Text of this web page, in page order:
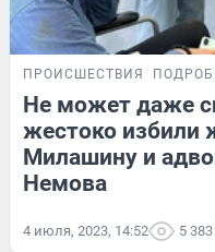
ПРОИСШЕСТВИЯ
Не может даже
жестоко избили
Милашину и
Немова
4 июля, 2023, 14:52 5 383